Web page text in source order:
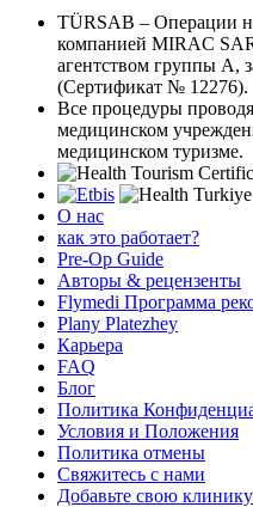
TÜRSAB – Операции
компанией MIRAC
агентством группы A,
(Сертификат № 12276).
Все процедуры
медицинском
медицинском туризме.
О нас
как это работает?
Pre-Op Guide
Авторы & рецензенты
Flymedi Программа
Plany Platezhey
Карьера
FAQ
Блог
Политика
Условия и Положения
Политика отмены
Свяжитесь с нами
Добавьте свою клинику